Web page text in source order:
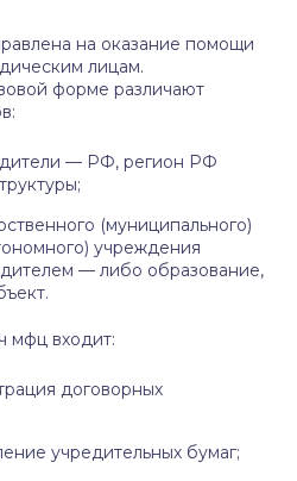
на оказание помощи
лицам.
форме различают
— РФ, регион РФ
(муниципального)
учреждения
— либо образование,
мфц входит:
договорных
учредительных бумаг;